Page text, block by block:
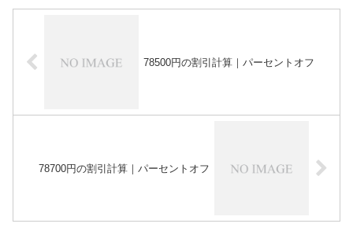
78500円の割引計算｜パーセントオフ
78700円の割引計算｜パーセントオフ